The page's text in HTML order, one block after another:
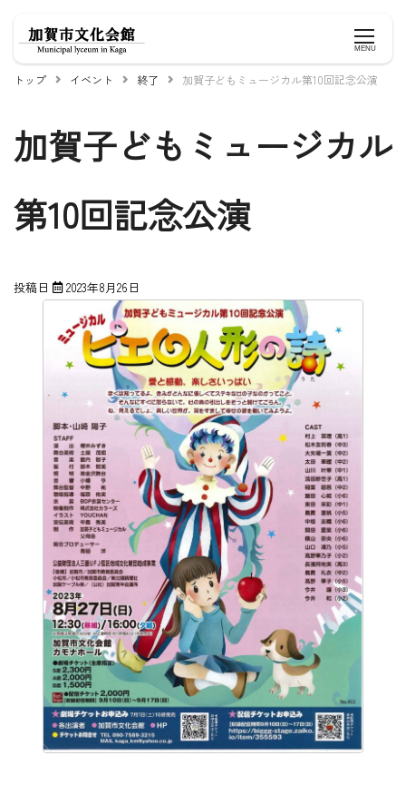
content
MENU
トップ イベント 終了 加賀子どもミュージカル第10回記念公演
加賀子どもミュージカル
第10回記念公演
投稿日 2023年8月26日